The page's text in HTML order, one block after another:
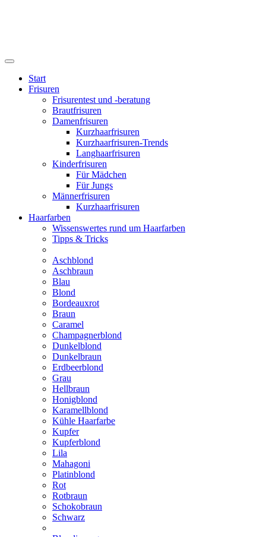
Start
Frisuren
Frisurentest und -beratung
Brautfrisuren
Damenfrisuren
Kurzhaarfrisuren
Kurzhaarfrisuren-Trends
Langhaarfrisuren
Kinderfrisuren
Für Mädchen
Für Jungs
Männerfrisuren
Kurzhaarfrisuren
Haarfarben
Wissenswertes rund um Haarfarben
Tipps & Tricks
Aschblond
Aschbraun
Blau
Blond
Bordeauxrot
Braun
Caramel
Champagnerblond
Dunkelblond
Dunkelbraun
Erdbeerblond
Grau
Hellbraun
Honigblond
Karamellblond
Kühle Haarfarbe
Kupfer
Kupferblond
Lila
Mahagoni
Platinblond
Rot
Rotbraun
Schokobraun
Schwarz